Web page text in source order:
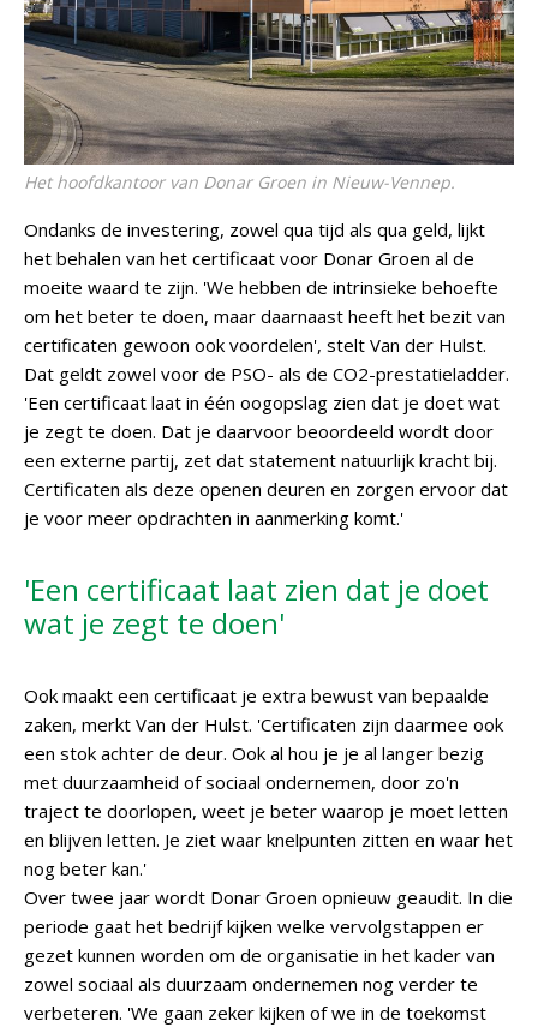
Het hoofdkantoor van Donar Groen in Nieuw-Vennep.
Ondanks de investering, zowel qua tijd als qua geld, lijkt
het behalen van het certificaat voor Donar Groen al de
moeite waard te zijn. 'We hebben de intrinsieke behoefte
om het beter te doen, maar daarnaast heeft het bezit van
certificaten gewoon ook voordelen', stelt Van der Hulst.
Dat geldt zowel voor de PSO- als de CO2-prestatieladder.
'Een certificaat laat in één oogopslag zien dat je doet wat
je zegt te doen. Dat je daarvoor beoordeeld wordt door
een externe partij, zet dat statement natuurlijk kracht bij.
Certificaten als deze openen deuren en zorgen ervoor dat
je voor meer opdrachten in aanmerking komt.'
'Een certificaat laat zien dat je doet
wat je zegt te doen'
Ook maakt een certificaat je extra bewust van bepaalde
zaken, merkt Van der Hulst. 'Certificaten zijn daarmee ook
een stok achter de deur. Ook al hou je je al langer bezig
met duurzaamheid of sociaal ondernemen, door zo'n
traject te doorlopen, weet je beter waarop je moet letten
en blijven letten. Je ziet waar knelpunten zitten en waar het
nog beter kan.'
Over twee jaar wordt Donar Groen opnieuw geaudit. In die
periode gaat het bedrijf kijken welke vervolgstappen er
gezet kunnen worden om de organisatie in het kader van
zowel sociaal als duurzaam ondernemen nog verder te
verbeteren. 'We gaan zeker kijken of we in de toekomst